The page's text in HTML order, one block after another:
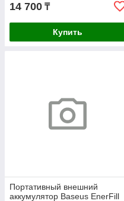
14 700 ₸
Купить
Портативный внешний
аккумулятор Baseus EnerFill